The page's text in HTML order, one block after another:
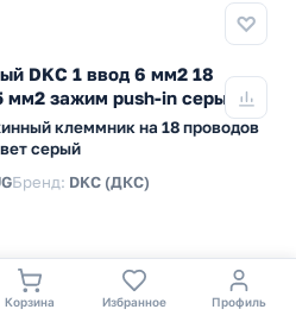
В корзину
Корзина Избранное Профиль